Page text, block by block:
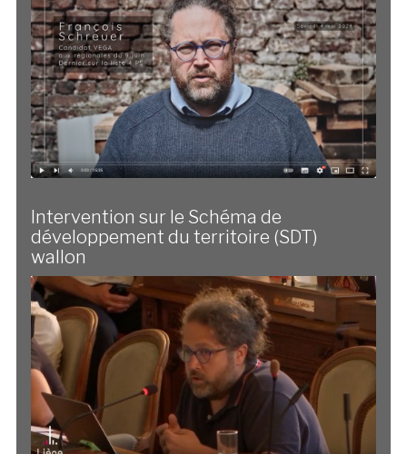
Intervention sur le Schéma de
développement du territoire (SDT)
wallon